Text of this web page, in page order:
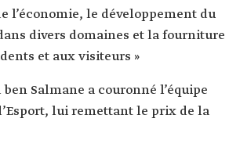
l’économie, le développement du
divers domaines et la fourniture
et aux visiteurs »
Salmane a couronné l’équipe
lui remettant le prix de la